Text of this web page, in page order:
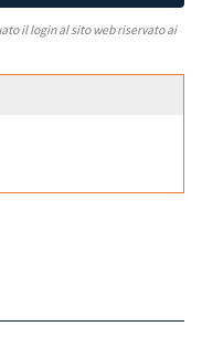
il login al sito web riservato ai